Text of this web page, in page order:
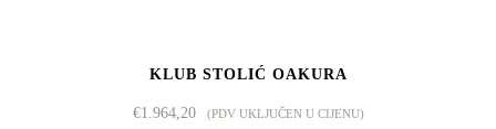
KLUB STOLIĆ OAKURA
€1.964,20 (PDV UKLJUČEN U CIJENU)